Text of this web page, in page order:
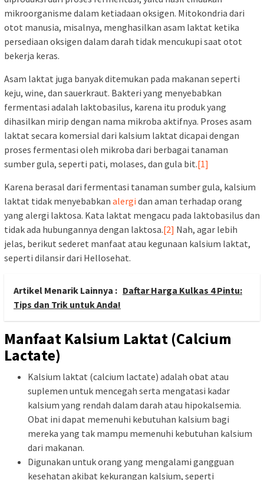
mikroorganisme dalam ketiadaan oksigen. Mitokondria dari
otot manusia, misalnya, menghasilkan asam laktat ketika
persediaan oksigen dalam darah tidak mencukupi saat otot
bekerja keras.
Asam laktat juga banyak ditemukan pada makanan seperti
keju, wine, dan sauerkraut. Bakteri yang menyebabkan
fermentasi adalah laktobasilus, karena itu produk yang
dihasilkan mirip dengan nama mikroba aktifnya. Proses asam
laktat secara komersial dari kalsium laktat dicapai dengan
proses fermentasi oleh mikroba dari berbagai tanaman
sumber gula, seperti pati, molases, dan gula bit.[1]
Karena berasal dari fermentasi tanaman sumber gula, kalsium
laktat tidak menyebabkan alergi dan aman terhadap orang
yang alergi laktosa. Kata laktat mengacu pada laktobasilus dan
tidak ada hubungannya dengan laktosa.[2] Nah, agar lebih
jelas, berikut sederet manfaat atau kegunaan kalsium laktat,
seperti dilansir dari Hellosehat.
Artikel Menarik Lainnya : Daftar Harga Kulkas 4 Pintu:
Tips dan Trik untuk Anda!
Manfaat Kalsium Laktat (Calcium
Lactate)
Kalsium laktat (calcium lactate) adalah obat atau
suplemen untuk mencegah serta mengatasi kadar
kalsium yang rendah dalam darah atau hipokalsemia.
Obat ini dapat memenuhi kebutuhan kalsium bagi
mereka yang tak mampu memenuhi kebutuhan kalsium
dari makanan.
Digunakan untuk orang yang mengalami gangguan
kesehatan akibat kekurangan kalsium, seperti